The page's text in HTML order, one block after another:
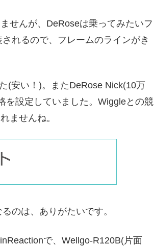
せんが、DeRoseは乗ってみたいフ
れるので、フレームのラインがき
(安い！)。またDeRose Nick(10万
を設定していました。Wiggleとの競
ませんね。
のは、ありがたいです。
で、Wellgo-R120B(片面